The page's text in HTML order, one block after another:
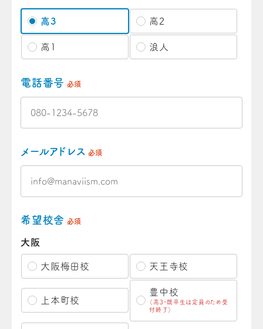
高3 高2
高1 浪人
電話番号 必須
メールアドレス 必須
希望校舎 必須
大阪
大阪梅田校 天王寺校
上本町校
豊中校
（高3・既卒生は定員のため受
付終了）